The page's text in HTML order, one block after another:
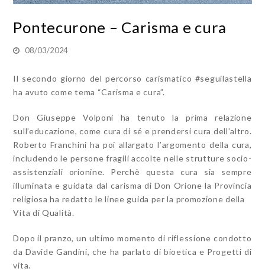
Pontecurone – Carisma e cura
08/03/2024
Il secondo giorno del percorso carismatico #seguilastella
ha avuto come tema “Carisma e cura”.
Don Giuseppe Volponi ha tenuto la prima relazione
sull’educazione, come cura di sé e prendersi cura dell’altro.
Roberto Franchini ha poi allargato l’argomento della cura,
includendo le persone fragili accolte nelle strutture socio-
assistenziali orionine. Perchè questa cura sia sempre
illuminata e guidata dal carisma di Don Orione la Provincia
religiosa ha redatto le linee guida per la promozione della
Vita di Qualità.
Dopo il pranzo, un ultimo momento di riflessione condotto
da Davide Gandini, che ha parlato di bioetica e Progetti di
vita.